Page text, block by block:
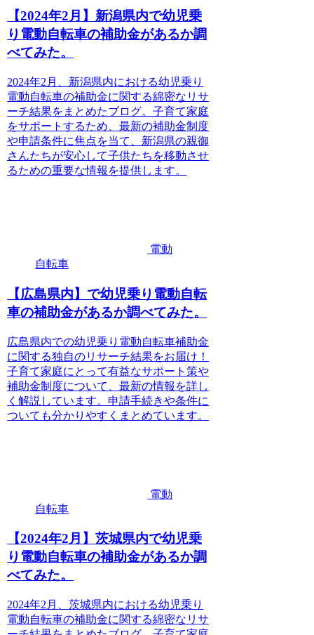
【2024年2月】新潟県内で幼児乗
り電動自転車の補助金があるか調
べてみた。
2024年2月、新潟県内における幼児乗り
電動自転車の補助金に関する綿密なリサ
ーチ結果をまとめたブログ。子育て家庭
をサポートするため、最新の補助金制度
や申請条件に焦点を当て、新潟県の親御
さんたちが安心して子供たちを移動させ
るための重要な情報を提供します。
電動
自転車
【広島県内】で幼児乗り電動自転
車の補助金があるか調べてみた。
広島県内での幼児乗り電動自転車補助金
に関する独自のリサーチ結果をお届け！
子育て家庭にとって有益なサポート策や
補助金制度について、最新の情報を詳し
く解説しています。申請手続きや条件に
ついても分かりやすくまとめています。
電動
自転車
【2024年2月】茨城県内で幼児乗
り電動自転車の補助金があるか調
べてみた。
2024年2月、茨城県内における幼児乗り
電動自転車の補助金に関する綿密なリサ